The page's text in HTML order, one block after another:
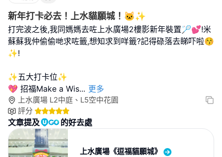
新年打卡必去！上水貓願城！🐱✨
打完波之後,我同媽媽去咗上水廣場2樓影新年裝置🏸💕!米
蘇蘇我仲偷偷哋求咗籤,想知求到咩籤?記得碌落去睇吓啦😚
✨!
✨五大打卡位✨
💖 招福Make a Wis... 更多
上水廣場 L2中庭、L5空中花園
評分
文章提及 的好去處
上水廣場《逗福貓願城》